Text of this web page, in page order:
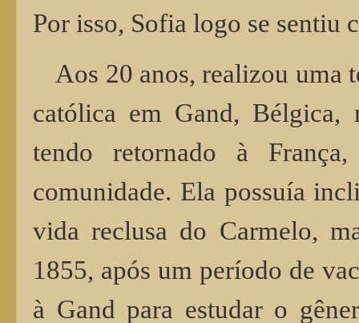
Por isso, Sofia logo se sentiu
Aos 20 anos, realizou uma
católica em Gand, Bélgica,
tendo retornado à
comunidade. Ela possuía
vida reclusa do Carmelo,
1855, após um período de
à Gand para estudar o